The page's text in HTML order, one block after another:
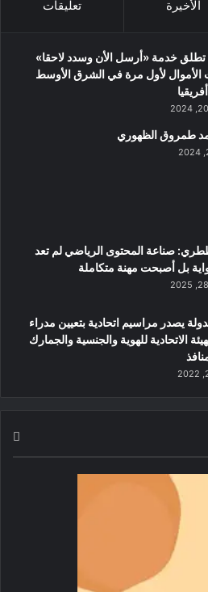
الأخيرة تعليقات
تطلق خدمة «أرسل الأن وسدد لاحقا»
الأموال لأول مرة في الشرق الأوسط
طمروق الظهوري
صناعة المحتوى الرياضي لم تعد
بل أصبحت مهنة متكاملة
يصدر مراسيم اتحادية بتعيين مدراء
الاتحادية للهوية والجنسية والجمارك